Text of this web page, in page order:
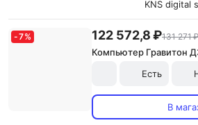
KNS digital
-7% 122 572,8 ₽131 271 ₽
Компьютер Гравитон
Есть
В